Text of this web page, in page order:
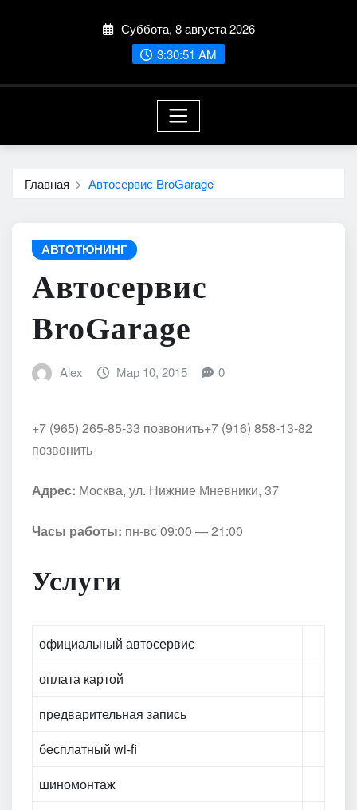
Суббота, 8 августа 2026
3:30:52 AM
Главная Автосервис BroGarage
АВТОТЮНИНГ
Автосервис
BroGarage
Alex Мар 10, 2015 0
+7 (965) 265-85-33 позвонить+7 (916) 858-13-82
позвонить
Адрес: Москва, ул. Нижние Мневники, 37
Часы работы: пн-вс 09:00 — 21:00
Услуги
официальный автосервис
оплата картой
предварительная запись
бесплатный wi-fi
шиномонтаж